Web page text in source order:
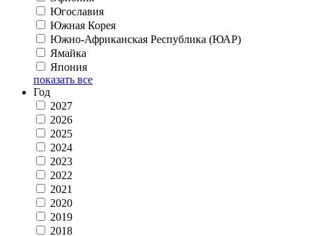
Югославия
Южная Корея
Южно-Африканская Республика (ЮАР)
Ямайка
Япония
показать все
Год
2027
2026
2025
2024
2023
2022
2021
2020
2019
2018